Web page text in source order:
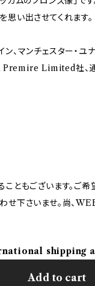
い出させてくれます。
、マンチェスター・ユ
Premire Limited社、通
ともございます。ご
せ下さいませ。尚、
shipping
Add to cart